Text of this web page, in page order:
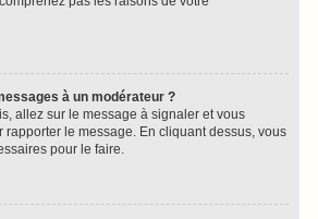
à un modérateur ?
allez sur le message à signaler et vous
le message. En cliquant dessus, vous
pour le faire.